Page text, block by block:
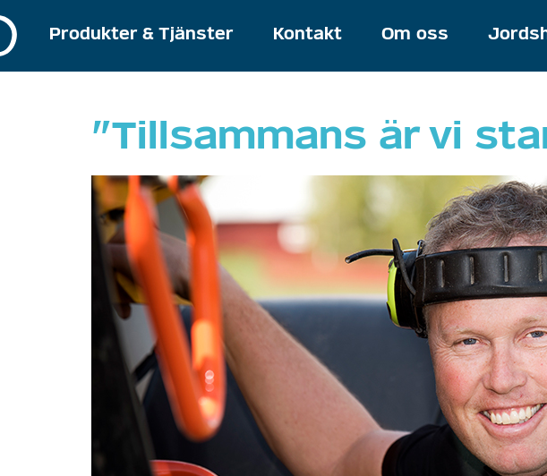
Huvudmeny
Produkter & Tjänster Kontakt Om oss
”Tillsammans är vi